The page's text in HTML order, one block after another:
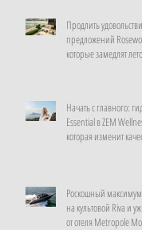
Продлить
предложений
которые замедлят лето
Начать с главного:
Essential в ZEM
которая изменит
Роскошный максимум:
на культовой Riva и
от отеля Metropole